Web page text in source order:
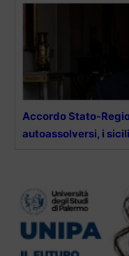
Accordo Stato-
autoassolversi, i